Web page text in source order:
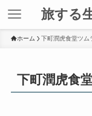
旅する
ホーム 下町潤虎食堂ツム
下町潤虎食